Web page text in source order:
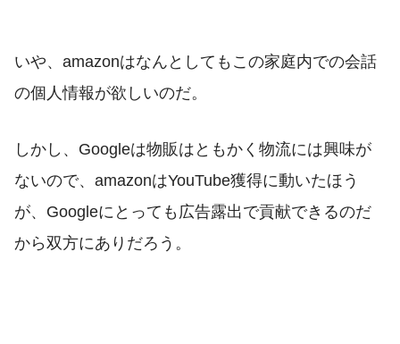
いや、amazonはなんとしてもこの家庭内での会話
の個人情報が欲しいのだ。
しかし、Googleは物販はともかく物流には興味が
ないので、amazonはYouTube獲得に動いたほう
が、Googleにとっても広告露出で貢献できるのだ
から双方にありだろう。